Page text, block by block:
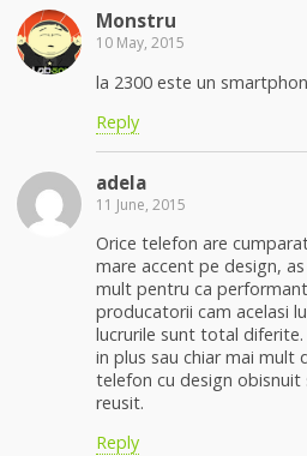
Monstru
10 May, 2015
la 2300 este un
Reply
adela
11 June, 2015
Orice telefon are
mare accent pe design,
mult pentru ca
producatorii cam acelasi
lucrurile sunt total
in plus sau chiar mai mult
telefon cu design obisnuit
reusit.
Reply